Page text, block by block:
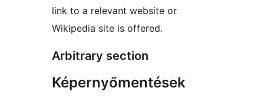
link to a relevant website or
Wikipedia site is offered.
Arbitrary section
Képernyőmentések